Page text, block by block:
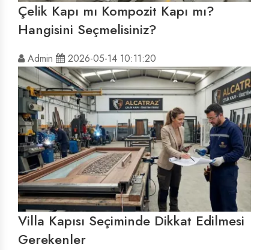
Çelik Kapı mı Kompozit Kapı mı?
Hangisini Seçmelisiniz?
Admin 2026-05-14 10:11:20
Villa Kapısı Seçiminde Dikkat Edilmesi
Gerekenler